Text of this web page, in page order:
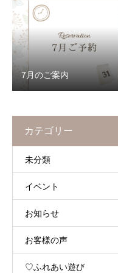
7月のご案内
カテゴリー
未分類
イベント
お知らせ
お客様の声
♡ふれあい遊び